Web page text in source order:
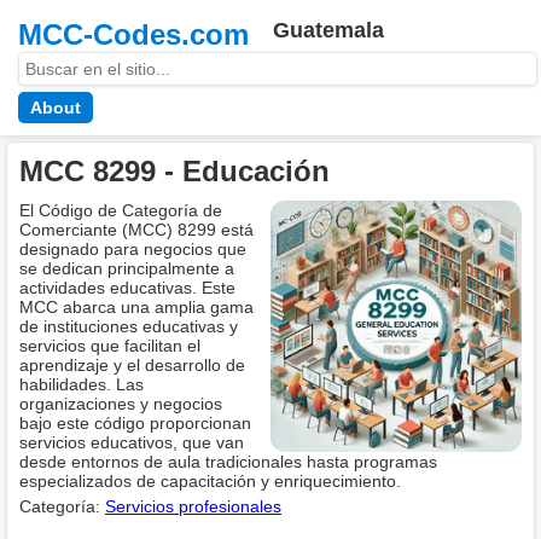
MCC-Codes.com Guatemala
About
MCC 8299 - Educación
El Código de Categoría de
Comerciante (MCC) 8299 está
designado para negocios que
se dedican principalmente a
actividades educativas. Este
MCC abarca una amplia gama
de instituciones educativas y
servicios que facilitan el
aprendizaje y el desarrollo de
habilidades. Las
organizaciones y negocios
bajo este código proporcionan
servicios educativos, que van
desde entornos de aula tradicionales hasta programas
especializados de capacitación y enriquecimiento.
Categoría: Servicios profesionales